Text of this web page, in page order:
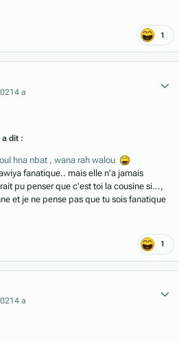
1
4 a
dit :
hna nbat , wana rah walou
fanatique.. mais elle n'a jamais
pu penser que c'est toi la cousine si...,
et je ne pense pas que tu sois fanatique
1
4 a